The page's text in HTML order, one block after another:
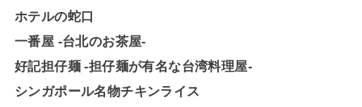
ホテルの蛇口
一番屋 -台北のお茶屋-
好記担仔麺 -担仔麺が有名な台湾料理屋-
シンガポール名物チキンライス